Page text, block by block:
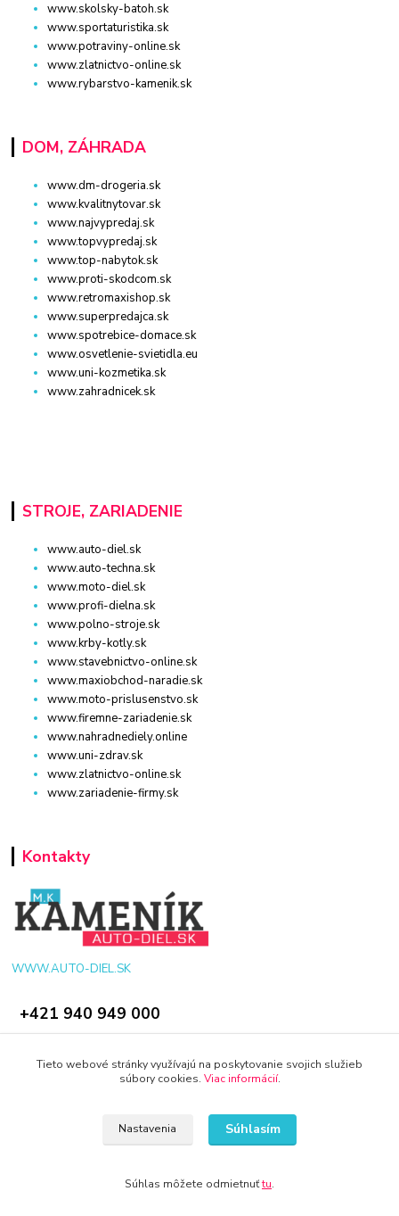
www.skolsky-batoh.sk
www.sportaturistika.sk
www.potraviny-online.sk
www.zlatnictvo-online.sk
www.rybarstvo-kamenik.sk
DOM, ZÁHRADA
www.dm-drogeria.sk
www.kvalitnytovar.sk
www.najvypredaj.sk
www.topvypredaj.sk
www.top-nabytok.sk
www.proti-skodcom.sk
www.retromaxishop.sk
www.superpredajca.sk
www.spotrebice-domace.sk
www.osvetlenie-svietidla.eu
www.uni-kozmetika.sk
www.zahradnicek.sk
STROJE, ZARIADENIE
www.auto-diel.sk
www.auto-techna.sk
www.moto-diel.sk
www.profi-dielna.sk
www.polno-stroje.sk
www.krby-kotly.sk
www.stavebnictvo-online.sk
www.maxiobchod-naradie.sk
www.moto-prislusenstvo.sk
www.firemne-zariadenie.sk
www.nahradnediely.online
www.uni-zdrav.sk
www.zlatnictvo-online.sk
www.zariadenie-firmy.sk
Kontakty
WWW.AUTO-DIEL.SK
+421 940 949 000
© 2024 Všetky práva vyhradené KAMENIK.SK
Tieto webové stránky využívajú na poskytovanie svojich služieb
súbory cookies. Viac informácií.
Nastavenia Súhlasím
Súhlas môžete odmietnuťtu.